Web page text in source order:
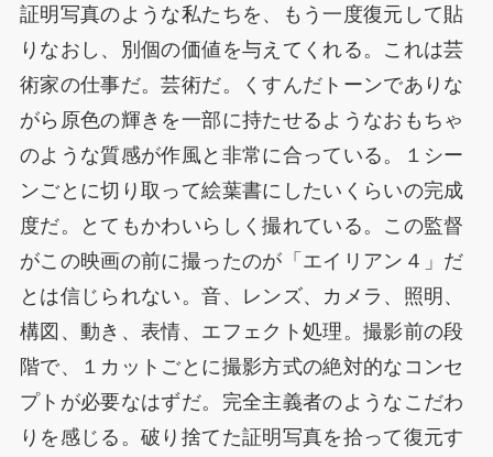
証明写真のような私たちを、もう一度復元して貼
りなおし、別個の価値を与えてくれる。これは芸
術家の仕事だ。芸術だ。くすんだトーンでありな
がら原色の輝きを一部に持たせるようなおもちゃ
のような質感が作風と非常に合っている。１シー
ンごとに切り取って絵葉書にしたいくらいの完成
度だ。とてもかわいらしく撮れている。この監督
がこの映画の前に撮ったのが「エイリアン４」だ
とは信じられない。音、レンズ、カメラ、照明、
構図、動き、表情、エフェクト処理。撮影前の段
階で、１カットごとに撮影方式の絶対的なコンセ
プトが必要なはずだ。完全主義者のようなこだわ
りを感じる。破り捨てた証明写真を拾って復元す